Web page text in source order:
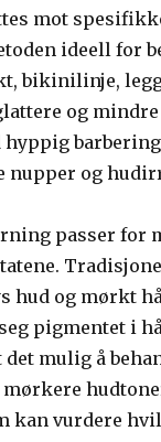
mot
ideell for
bikinilinje,
og
hyppig
nupper og
passer for
hud og mørkt
pigmentet i
mulig å
vurdere